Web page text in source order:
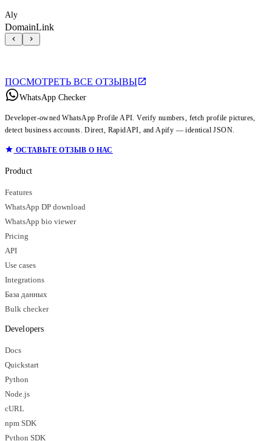
Aly
DomainLink
ПОСМОТРЕТЬ ВСЕ ОТЗЫВЫ
WhatsApp Checker
Developer-owned WhatsApp Profile API. Verify numbers, fetch profile pictures,
detect business accounts. Direct, RapidAPI, and Apify — identical JSON.
ОСТАВЬТЕ ОТЗЫВ О НАС
Product
Features
WhatsApp DP download
WhatsApp bio viewer
Pricing
API
Use cases
Integrations
База данных
Bulk checker
Developers
Docs
Quickstart
Python
Node.js
cURL
npm SDK
Python SDK